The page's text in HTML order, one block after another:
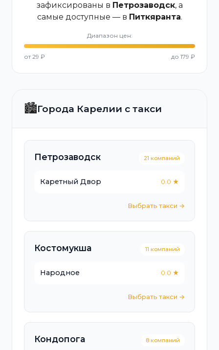
зафиксированы в Петрозаводск, а
самые доступные — в Питкяранта.
Диапазон цен:
от 29 ₽ до 179 ₽
🏙️Города Карелии с такси
Петрозаводск 21 компаний
Каретный Двор 0.0 ★
Выбрать такси →
Костомукша 11 компаний
Народное 0.0 ★
Выбрать такси →
Кондопога 8 компаний